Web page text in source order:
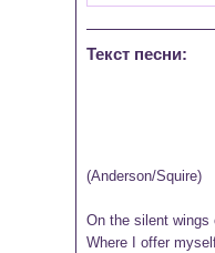
Текст песни:
(Anderson/Squire)
On the silent wings
Where I offer